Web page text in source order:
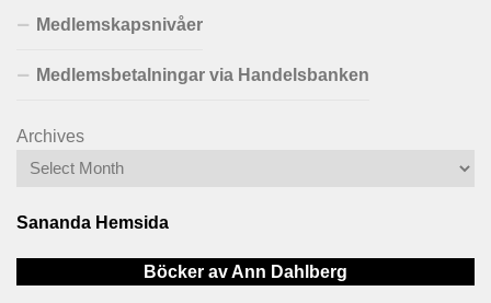
Medlemskapsnivåer
Medlemsbetalningar via Handelsbanken
Archives
Sananda Hemsida
Böcker av Ann Dahlberg